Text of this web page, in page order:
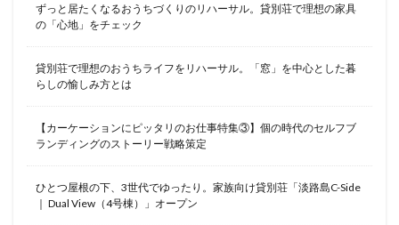
ずっと居たくなるおうちづくりのリハーサル。貸別荘で理想の家具
の「心地」をチェック
貸別荘で理想のおうちライフをリハーサル。「窓」を中心とした暮
らしの愉しみ方とは
【カーケーションにピッタリのお仕事特集③】個の時代のセルフブ
ランディングのストーリー戦略策定
ひとつ屋根の下、3世代でゆったり。家族向け貸別荘「淡路島C-Side
｜ Dual View（4号棟）」オープン